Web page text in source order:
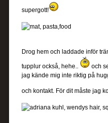
supergott!
Drog hem och laddade inför
tupplur också, hehe..
och
jag kände mig inte riktig på
och kontakt. För dit måste jag